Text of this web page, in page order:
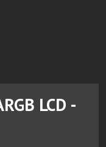
LCD -